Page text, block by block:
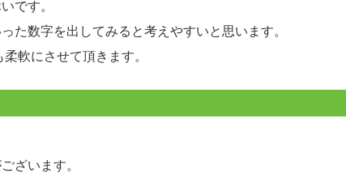
です。
た数字を出してみると考えやすいと思います。
軟にさせて頂きます。
ざいます。